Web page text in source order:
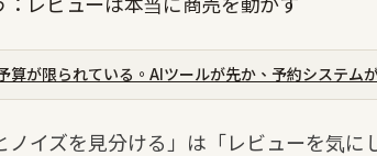
：レビューは本当に商売を動かす
算が限られている。AIツールが先か、予約システム
ノイズを見分ける」は「レビューを気